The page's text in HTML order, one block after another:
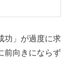
功」が過度に求
前向きにならず